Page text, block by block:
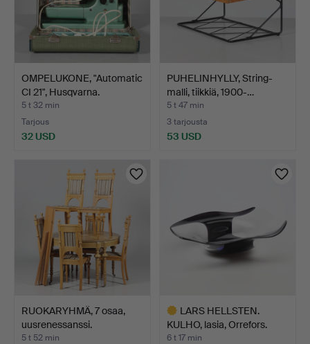
OMPELUKONE, "Automatic
CI 21", Husqvarna.
5 t 32 min
Tarjous
32 USD
PUHELINHYLLY, String-
malli, tiikkiä, 1900-…
5 t 47 min
3 tarjousta
53 USD
RUOKARYHMÄ, 7 osaa,
uusrenessanssi.
5 t 52 min
LARS HELLSTEN.
KULHO, lasia, Orrefors.
6 t 17 min